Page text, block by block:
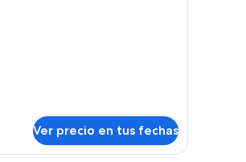
Ver precio en tus fechas